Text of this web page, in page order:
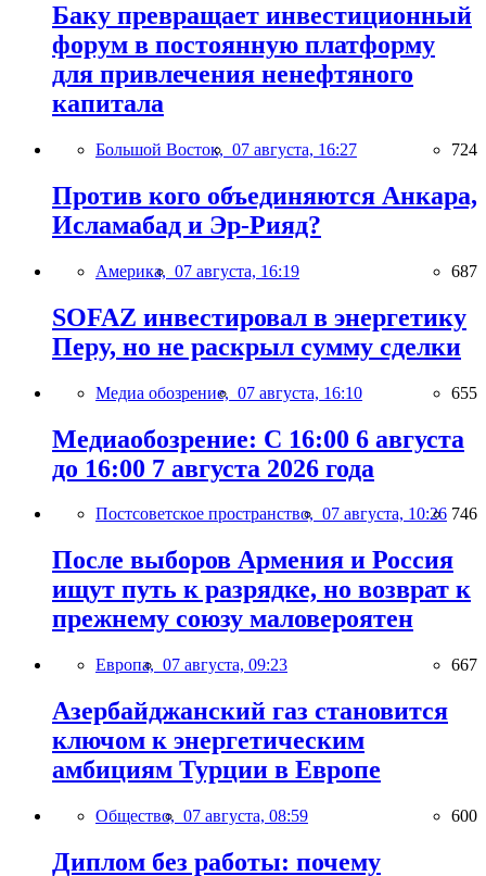
Баку превращает инвестиционный
форум в постоянную платформу
для привлечения ненефтяного
капитала
Большой Восток, 07 августа, 16:27 724
Против кого объединяются Анкара,
Исламабад и Эр-Рияд?
Америка, 07 августа, 16:19 687
SOFAZ инвестировал в энергетику
Перу, но не раскрыл сумму сделки
Медиа обозрение, 07 августа, 16:10 655
Медиаобозрение: С 16:00 6 августа
до 16:00 7 августа 2026 года
Постсоветское пространство, 07 августа, 10:26 746
После выборов Армения и Россия
ищут путь к разрядке, но возврат к
прежнему союзу маловероятен
Европа, 07 августа, 09:23 667
Азербайджанский газ становится
ключом к энергетическим
амбициям Турции в Европе
Общество, 07 августа, 08:59 600
Диплом без работы: почему